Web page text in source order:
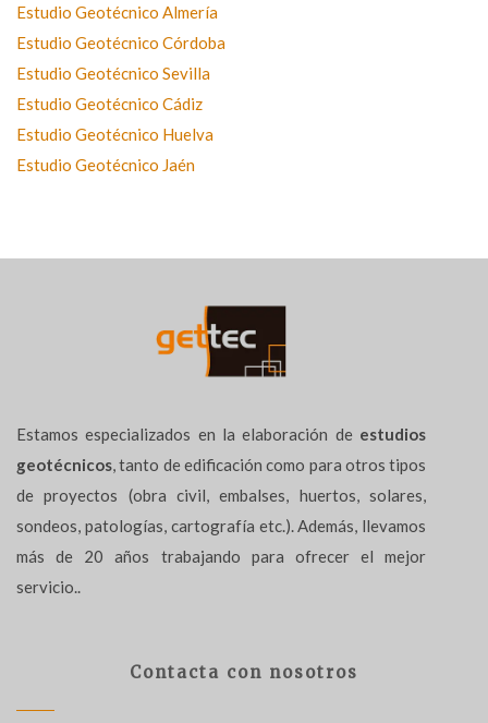
Estudio Geotécnico Almería
Estudio Geotécnico Córdoba
Estudio Geotécnico Sevilla
Estudio Geotécnico Cádiz
Estudio Geotécnico Huelva
Estudio Geotécnico Jaén
Estamos especializados en la elaboración de estudios
geotécnicos, tanto de edificación como para otros tipos
de proyectos (obra civil, embalses, huertos, solares,
sondeos, patologías, cartografía etc.). Además, llevamos
más de 20 años trabajando para ofrecer el mejor
servicio..
Contacta con nosotros